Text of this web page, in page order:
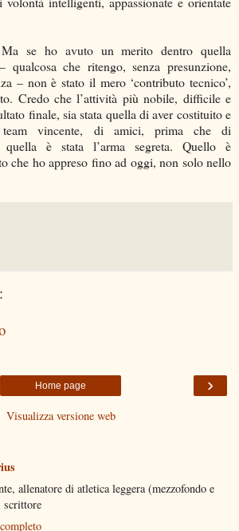
se ho avuto un merito dentro quella
qualcosa che ritengo, senza presunzione,
– non è stato il mero ‘contributo tecnico’,
Credo che l’attività più nobile, difficile e
finale, sia stata quella di aver costituito e
vincente, di amici, prima che di
quella è stata l’arma segreta. Quello è
che ho appreso fino ad oggi, non solo nello
›
Home page
Visualizza versione web
allenatore di atletica leggera (mezzofondo e
scrittore